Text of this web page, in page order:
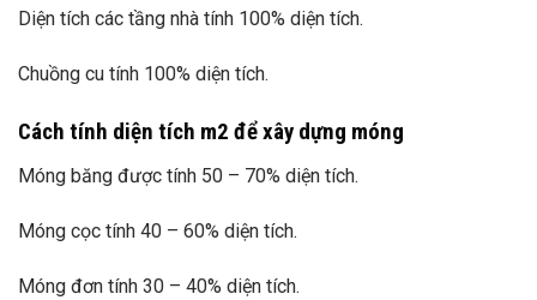
Diện tích các tầng nhà tính 100% diện tích.
Chuồng cu tính 100% diện tích.
Cách tính diện tích m2 để xây dựng móng
Móng băng được tính 50 – 70% diện tích.
Móng cọc tính 40 – 60% diện tích.
Móng đơn tính 30 – 40% diện tích.